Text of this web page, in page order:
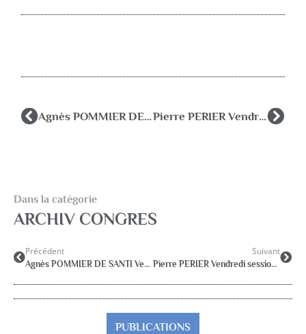
Agnès POMMIER DE SANTI Vendredi session 1 Pierre PERIER Vendredi session 4
Dans la catégorie
ARCHIV CONGRES
Précédent
Agnès POMMIER DE SANTI Vendredi session 1
Suivant
Pierre PERIER Vendredi session 4
PUBLICATIONS